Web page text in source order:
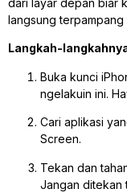
dari layar depan biar
langsung terpampang
Langkah-
Buka kunci
ngelakuin ini.
Cari aplikasi
Screen.
Tekan dan
Jangan ditekan